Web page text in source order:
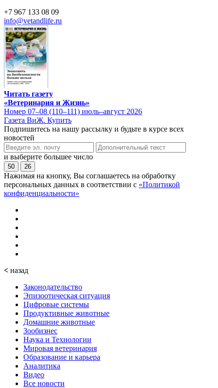
+7 967 133 08 09
info@vetandlife.ru
Читать газету
«Ветеринария и Жизнь»
Номер 07–08 (110–111) июль–август 2026
Газета ВиЖ. Купить
Подпишитесь на нашу рассылку и будьте в курсе всех
новостей
и выберите большее число
50 26
Нажимая на кнопку, Вы соглашаетесь на обработку
персональных данных в соответствии с «Политикой
конфиденциальности»
< назад
Законодательство
Эпизоотическая ситуация
Цифровые системы
Продуктивные животные
Домашние животные
Зообизнес
Наука и Технологии
Мировая ветеринария
Образование и карьера
Аналитика
Видео
Все новости